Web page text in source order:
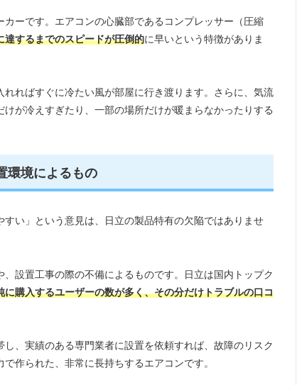
ーです。エアコンの心臓部であるコンプレッサー（圧縮
するまでのスピードが圧倒的に早いという特徴がありま
ればすぐに冷たい風が部屋に行き渡ります。さらに、気流
が冷えすぎたり、一部の場所だけが暖まらなかったりする
環境によるもの
い」という意見は、日立の製品特有の欠陥ではありませ
設置工事の際の不備によるものです。日立は国内トップク
に購入するユーザーの数が多く、その分だけトラブルの口コ
、実績のある専門業者に設置を依頼すれば、故障のリスク
作られた、非常に長持ちするエアコンです。